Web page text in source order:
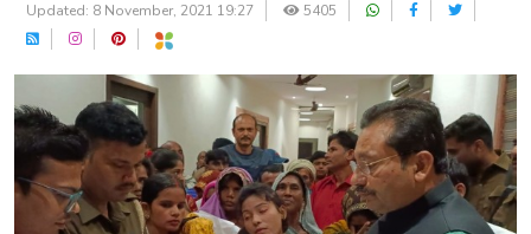
Updated: 8 November, 2021 19:27 5405